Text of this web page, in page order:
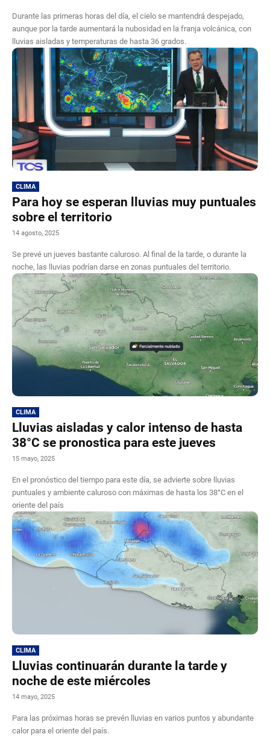
Durante las primeras horas del día, el cielo se mantendrá despejado,
aunque por la tarde aumentará la nubosidad en la franja volcánica, con
lluvias aisladas y temperaturas de hasta 36 grados.
CLIMA
Para hoy se esperan lluvias muy puntuales
sobre el territorio
14 agosto, 2025
Se prevé un jueves bastante caluroso. Al final de la tarde, o durante la
noche, las lluvias podrían darse en zonas puntuales del territorio.
CLIMA
Lluvias aisladas y calor intenso de hasta
38°C se pronostica para este jueves
15 mayo, 2025
En el pronóstico del tiempo para este día, se advierte sobre lluvias
puntuales y ambiente caluroso con máximas de hasta los 38°C en el
oriente del país
CLIMA
Lluvias continuarán durante la tarde y
noche de este miércoles
14 mayo, 2025
Para las próximas horas se prevén lluvias en varios puntos y abundante
calor para el oriente del país.